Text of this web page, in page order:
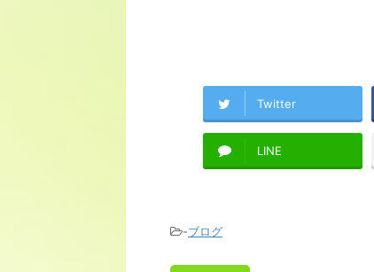
Twitter
LINE
-ブログ